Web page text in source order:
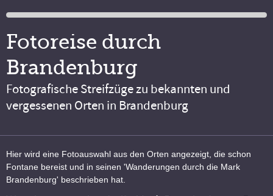
Fotoreise durch
Brandenburg
Fotografische Streifzüge zu bekannten und
vergessenen Orten in Brandenburg
Hier wird eine Fotoauswahl aus den Orten angezeigt, die schon
Fontane bereist und in seinen 'Wanderungen durch die Mark
Brandenburg' beschrieben hat.